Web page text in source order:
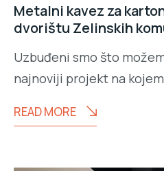
Metalni kavez za
dvorištu Zelinskih
Uzbuđeni smo što
najnoviji projekt na kojem
READ MORE